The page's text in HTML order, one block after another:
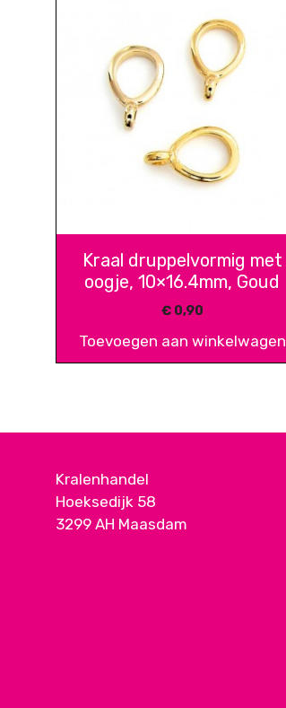
Kraal druppelvormig met
oogje, 10×16.4mm, Goud
€0,90
Toevoegen aan winkelwagen
Kralenhandel
Hoeksedijk 58
3299 AH Maasdam